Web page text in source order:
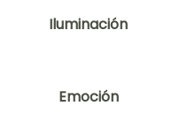
Iluminación
Emoción